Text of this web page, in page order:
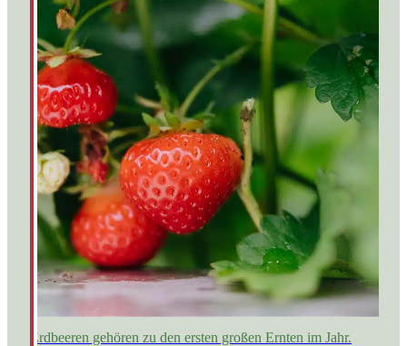
Erdbeeren gehören zu den ersten großen Ernten im Jahr.